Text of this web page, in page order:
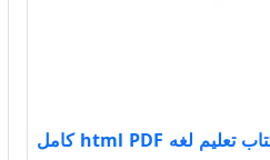
تحميل كتاب تعليم لغه html PDF كامل